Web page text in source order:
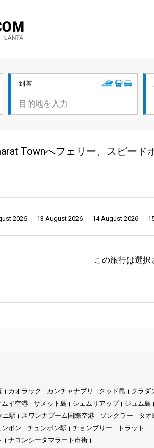
到着
Townへフェリー、スピード
2026 13 August 2026 14 August 2026
この旅行は選
カオラック カンチャナブリ クッド島
クラダ
ムイ空港 サメット島 シェムリアップ
ジュム島
ニ駅 スワンナプーム国際空港 ソンクラー
タオ
ポン チュンポン駅 チョンブリー
トラット
ナコンシータマラート市街